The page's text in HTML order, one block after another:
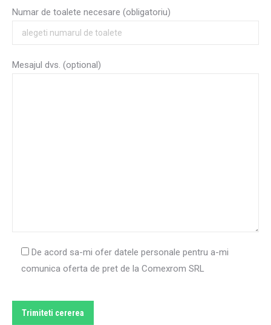
Numar de toalete necesare (obligatoriu)
Mesajul dvs. (optional)
De acord sa-mi ofer datele personale pentru a-mi
comunica oferta de pret de la Comexrom SRL